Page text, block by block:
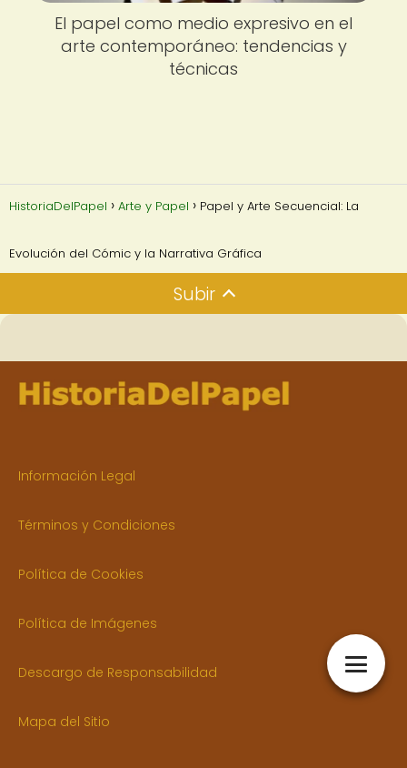
El papel como medio expresivo en el
arte contemporáneo: tendencias y
técnicas
HistoriaDelPapel Arte y Papel Papel y Arte Secuencial: La
Evolución del Cómic y la Narrativa Gráfica
Subir
Información Legal
Términos y Condiciones
Política de Cookies
Política de Imágenes
Descargo de Responsabilidad
Mapa del Sitio